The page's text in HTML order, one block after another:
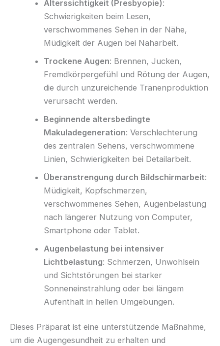
Alterssichtigkeit (Presbyopie):
Schwierigkeiten beim Lesen,
verschwommenes Sehen in der Nähe,
Müdigkeit der Augen bei Naharbeit.
Trockene Augen: Brennen, Jucken,
Fremdkörpergefühl und Rötung der Augen,
die durch unzureichende Tränenproduktion
verursacht werden.
Beginnende altersbedingte
Makuladegeneration: Verschlechterung
des zentralen Sehens, verschwommene
Linien, Schwierigkeiten bei Detailarbeit.
Überanstrengung durch Bildschirmarbeit:
Müdigkeit, Kopfschmerzen,
verschwommenes Sehen, Augenbelastung
nach längerer Nutzung von Computer,
Smartphone oder Tablet.
Augenbelastung bei intensiver
Lichtbelastung: Schmerzen, Unwohlsein
und Sichtstörungen bei starker
Sonneneinstrahlung oder bei längem
Aufenthalt in hellen Umgebungen.
Dieses Präparat ist eine unterstützende Maßnahme,
um die Augengesundheit zu erhalten und